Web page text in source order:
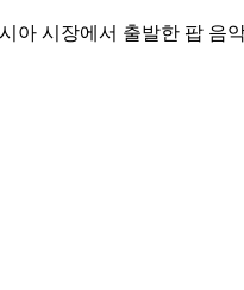
아 시장에서 출발한 팝 음